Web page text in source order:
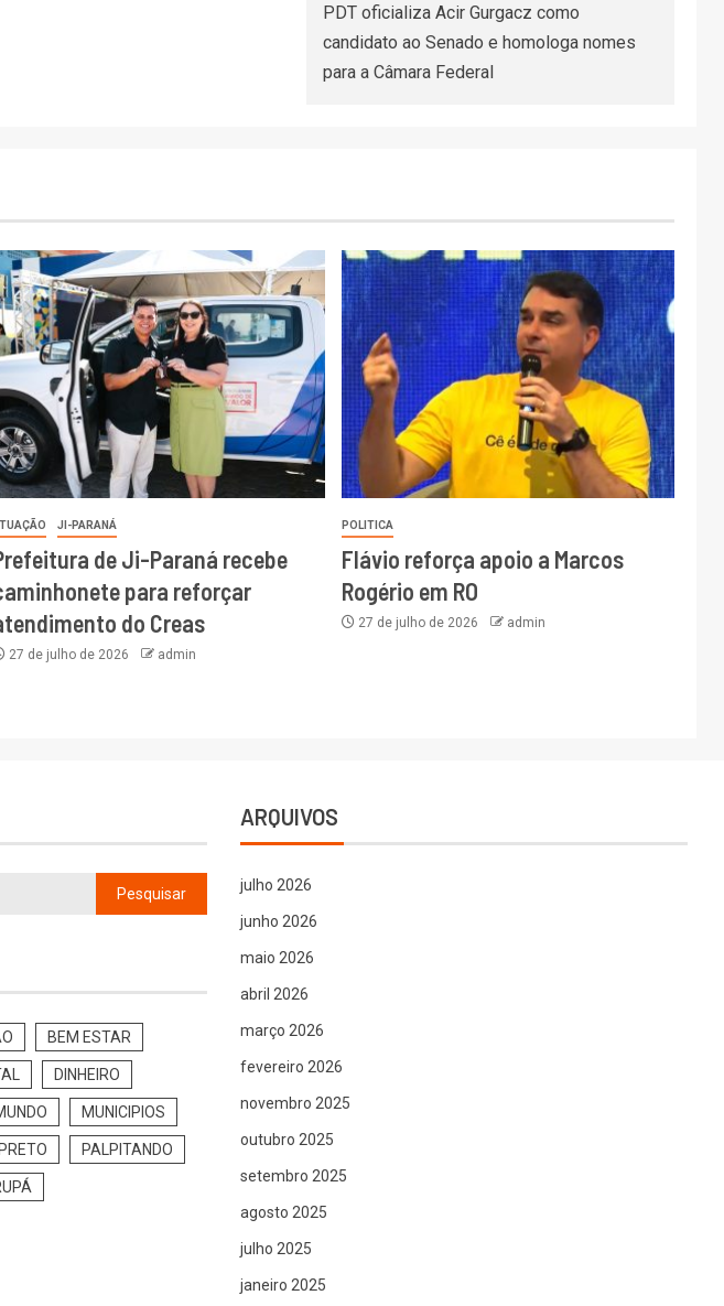
PDT oficializa Acir Gurgacz como
candidato ao Senado e homologa nomes
para a Câmara Federal
JI-PARANÁ
de Ji-Paraná recebe
para reforçar
do Creas
27 de julho de 2026 admin
POLITICA
Flávio reforça apoio a Marcos
Rogério em RO
27 de julho de 2026 admin
BEM ESTAR
DINHEIRO
MUNICIPIOS
PALPITANDO
ARQUIVOS
julho 2026
junho 2026
maio 2026
abril 2026
março 2026
fevereiro 2026
novembro 2025
outubro 2025
setembro 2025
agosto 2025
julho 2025
janeiro 2025